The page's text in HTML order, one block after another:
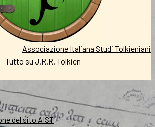
Associazione Italiana Studi Tolkieniani
Tutto su J.R.R. Tolkien
del sito AIST